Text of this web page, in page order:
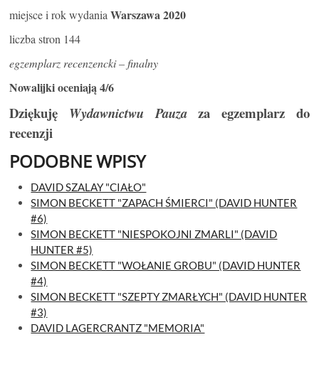
miejsce i rok wydaniaWarszawa 2020
liczba stron 144
egzemplarz recenzencki – finalny
Nowalijki oceniają 4/6
Dziękuję Wydawnictwu Pauzaza egzemplarz do
recenzji
PODOBNE WPISY
DAVID SZALAY "CIAŁO"
SIMON BECKETT "ZAPACH ŚMIERCI" (DAVID HUNTER
#6)
SIMON BECKETT "NIESPOKOJNI ZMARLI" (DAVID
HUNTER #5)
SIMON BECKETT "WOŁANIE GROBU" (DAVID HUNTER
#4)
SIMON BECKETT "SZEPTY ZMARŁYCH" (DAVID HUNTER
#3)
DAVID LAGERCRANTZ "MEMORIA"